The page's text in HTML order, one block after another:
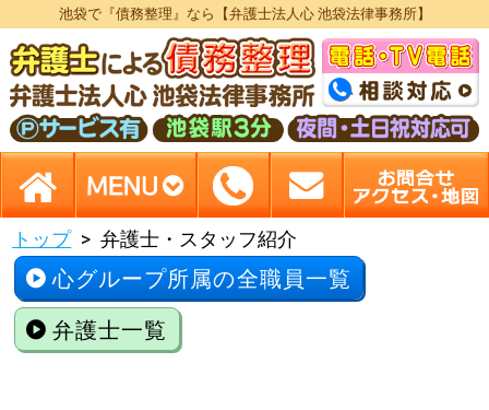
池袋で『債務整理』なら【弁護士法人心 池袋法律事務所】
トップ 弁護士・スタッフ紹介
心グループ所属の全職員一覧
弁護士一覧